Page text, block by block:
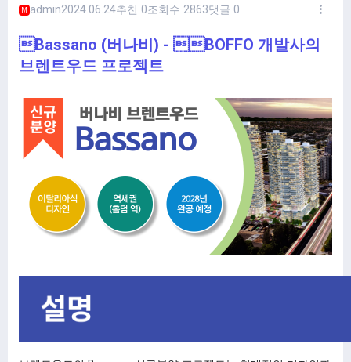
M admin2024.06.24추천 0조회수 2863댓글 0
Bassano (버나비) - BOFFO 개발사의
브렌트우드 프로젝트